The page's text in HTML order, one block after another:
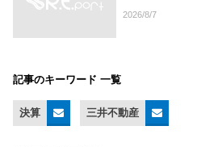
2026/8/7
記事のキーワード 一覧
決算 三井不動産